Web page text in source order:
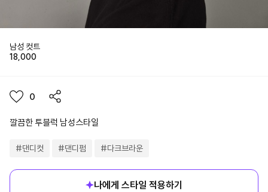
남성 컷트
18,000
0
깔끔한 투블럭 남성스타일
#댄디컷 #댄디펌 #다크브라운
나에게 스타일 적용하기